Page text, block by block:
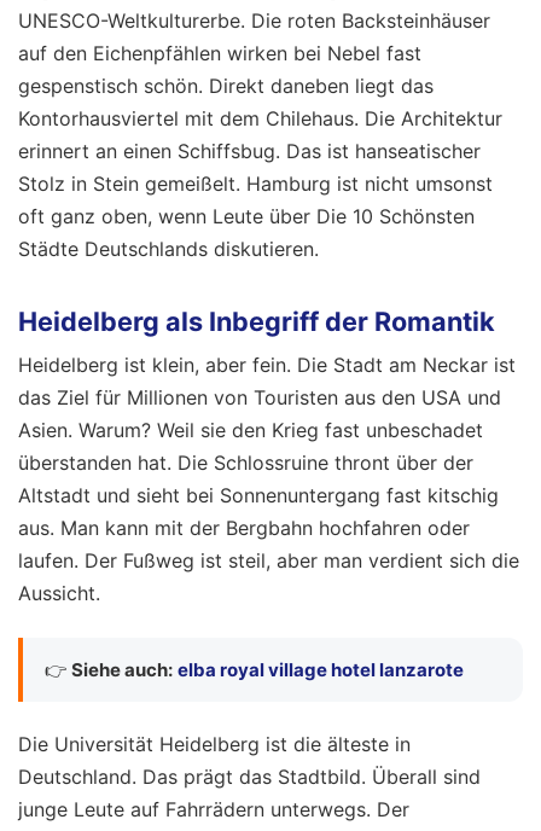
UNESCO-Weltkulturerbe. Die roten Backsteinhäuser
auf den Eichenpfählen wirken bei Nebel fast
gespenstisch schön. Direkt daneben liegt das
Kontorhausviertel mit dem Chilehaus. Die Architektur
erinnert an einen Schiffsbug. Das ist hanseatischer
Stolz in Stein gemeißelt. Hamburg ist nicht umsonst
oft ganz oben, wenn Leute über Die 10 Schönsten
Städte Deutschlands diskutieren.
Heidelberg als Inbegriff der Romantik
Heidelberg ist klein, aber fein. Die Stadt am Neckar ist
das Ziel für Millionen von Touristen aus den USA und
Asien. Warum? Weil sie den Krieg fast unbeschadet
überstanden hat. Die Schlossruine thront über der
Altstadt und sieht bei Sonnenuntergang fast kitschig
aus. Man kann mit der Bergbahn hochfahren oder
laufen. Der Fußweg ist steil, aber man verdient sich die
Aussicht.
👉 Siehe auch: elba royal village hotel lanzarote
Die Universität Heidelberg ist die älteste in
Deutschland. Das prägt das Stadtbild. Überall sind
junge Leute auf Fahrrädern unterwegs. Der